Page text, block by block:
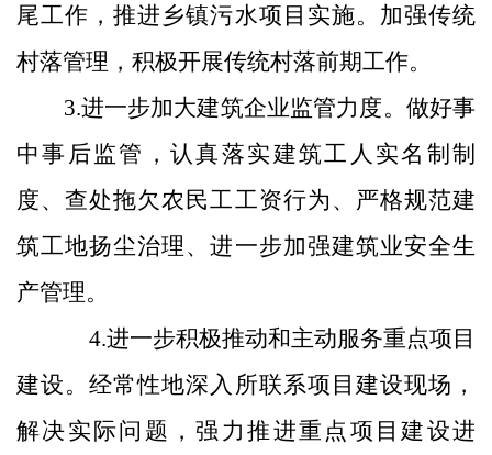
尾工作，推进乡镇污水项目实施。加强传统
村落管理，积极开展传统村落前期工作。
3.进一步加大建筑企业监管力度。 做好事
中事后监管，认真落实建筑工人实名制制
度、查处拖欠农民工工资行为、严格规范建
筑工地扬尘治理、进一步加强建筑业安全生
产管理。
4.进一步积极推动和主动服务重点项目
建设。经常性地深入所联系项目建设现场，
解决实际问题，强力推进重点项目建设进